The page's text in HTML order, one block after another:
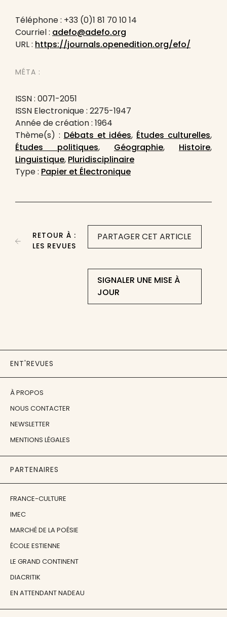
Téléphone : +33 (0)1 81 70 10 14
Courriel : adefo@adefo.org
URL : https://journals.openedition.org/efo/
MÉTA :
ISSN : 0071-2051
ISSN Electronique : 2275-1947
Année de création : 1964
Thème(s) : Débats et idées, Études culturelles,
Études politiques, Géographie, Histoire,
Linguistique, Pluridisciplinaire
Type : Papier et Électronique
PARTAGER CET ARTICLE
SIGNALER UNE MISE À
JOUR
RETOUR À :
LES REVUES
ENT'REVUES
À PROPOS
NOUS CONTACTER
NEWSLETTER
MENTIONS LÉGALES
PARTENAIRES
FRANCE-CULTURE
IMEC
MARCHÉ DE LA POÉSIE
ÉCOLE ESTIENNE
LE GRAND CONTINENT
DIACRITIK
EN ATTENDANT NADEAU